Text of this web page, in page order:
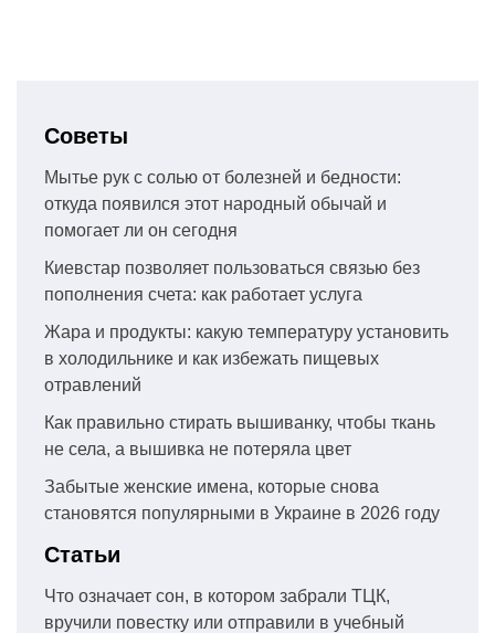
Советы
Мытье рук с солью от болезней и бедности:
откуда появился этот народный обычай и
помогает ли он сегодня
Киевстар позволяет пользоваться связью без
пополнения счета: как работает услуга
Жара и продукты: какую температуру установить
в холодильнике и как избежать пищевых
отравлений
Как правильно стирать вышиванку, чтобы ткань
не села, а вышивка не потеряла цвет
Забытые женские имена, которые снова
становятся популярными в Украине в 2026 году
Статьи
Что означает сон, в котором забрали ТЦК,
вручили повестку или отправили в учебный